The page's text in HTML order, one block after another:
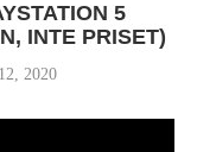
5
INTE PRISET)
2020